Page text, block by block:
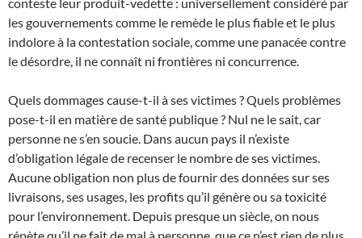
les gouvernements comme le remède le plus fiable et le plus
indolore à la contestation sociale, comme une panacée contre
le désordre, il ne connaît ni frontières ni concurrence.
Quels dommages cause-t-il à ses victimes ? Quels problèmes
pose-t-il en matière de santé publique ? Nul ne le sait, car
personne ne s’en soucie. Dans aucun pays il n’existe
d’obligation légale de recenser le nombre de ses victimes.
Aucune obligation non plus de fournir des données sur ses
livraisons, ses usages, les profits qu’il génère ou sa toxicité
pour l’environnement. Depuis presque un siècle, on nous